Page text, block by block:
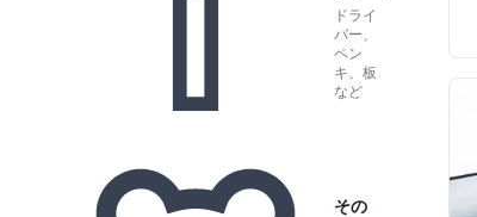
ドライ
バー、
ペン
キ、板
など
その